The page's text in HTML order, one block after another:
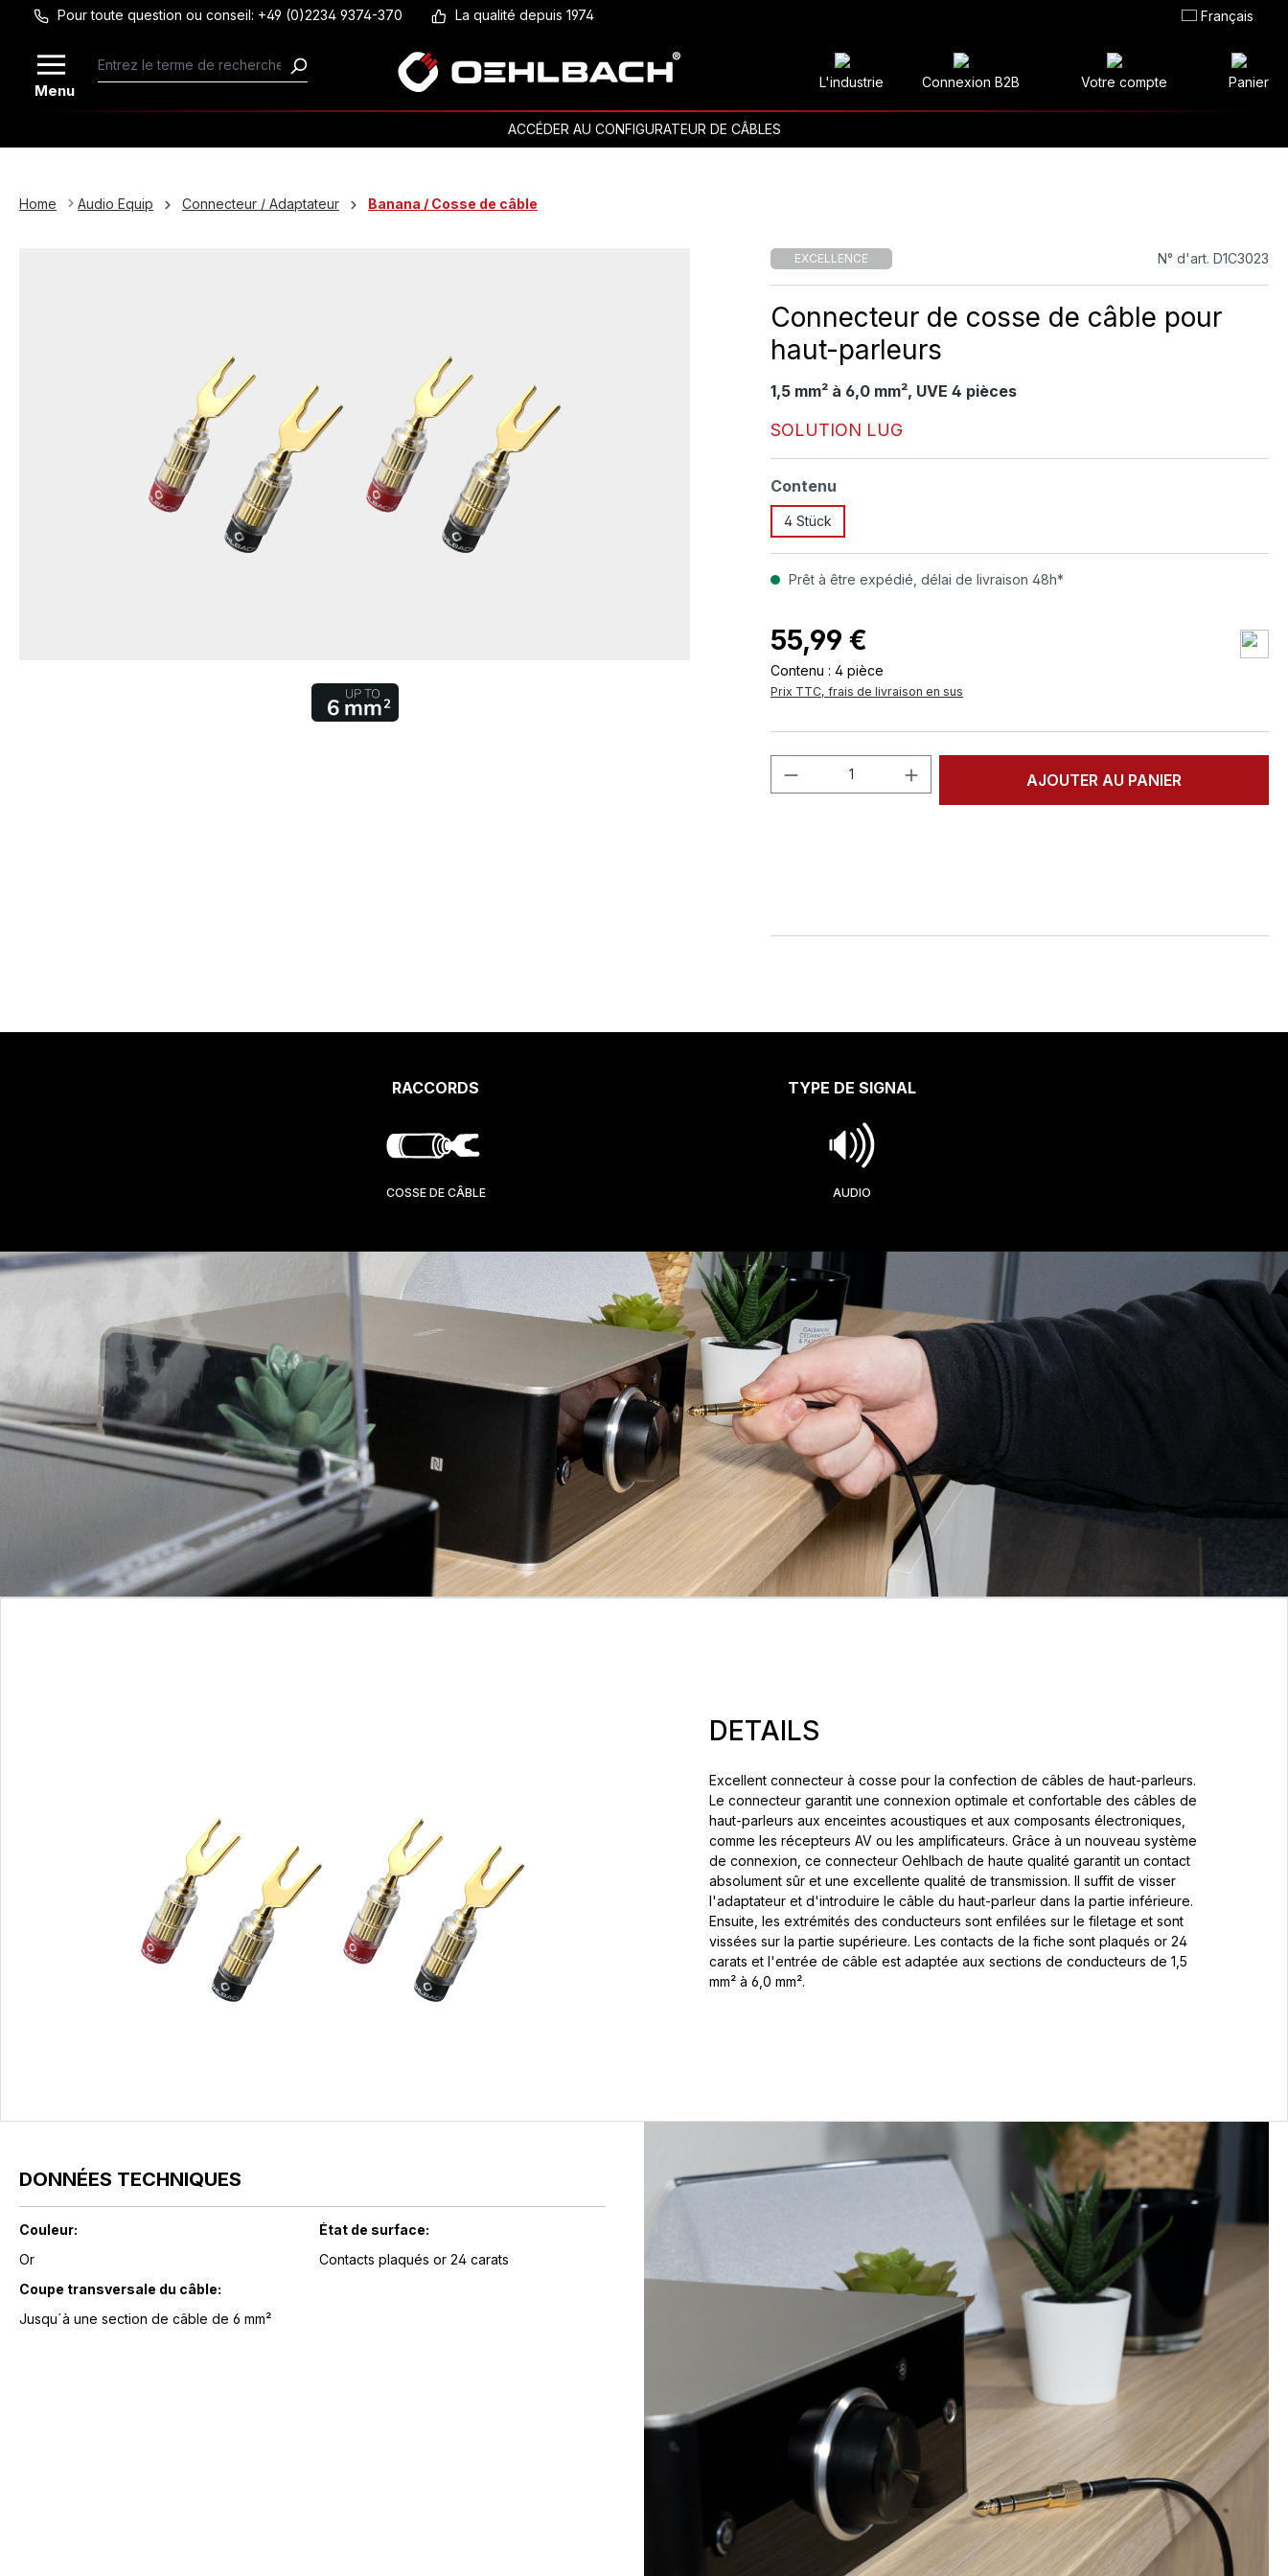
Passer au contenu principal
Pour toute question ou conseil: +49 (0)2234 9374-370 La qualité depuis 1974 Français
Menu L'industrie Connexion B2B Votre compte Panier
ACCÉDER AU CONFIGURATEUR DE CÂBLES
Home Audio Equip Connecteur / Adaptateur Banana / Cosse de câble
EXCELLENCE N° d'art. D1C3023
Connecteur de cosse de câble pour
haut-parleurs
1,5 mm² à 6,0 mm², UVE 4 pièces
SOLUTION LUG
Sélectionnez
Contenu
4 Stück
Prêt à être expédié, délai de livraison 48h*
55,99 €
Contenu : 4 pièce
Prix TTC, frais de livraison en sus
Quantité de produit : Entrez la quantité
AJOUTER AU PANIER
RACCORDS
COSSE DE CÂBLE
TYPE DE SIGNAL
AUDIO
DETAILS
Excellent connecteur à cosse pour la confection de câbles de haut-parleurs.
Le connecteur garantit une connexion optimale et confortable des câbles de
haut-parleurs aux enceintes acoustiques et aux composants électroniques,
comme les récepteurs AV ou les amplificateurs. Grâce à un nouveau système
de connexion, ce connecteur Oehlbach de haute qualité garantit un contact
absolument sûr et une excellente qualité de transmission. Il suffit de visser
l'adaptateur et d'introduire le câble du haut-parleur dans la partie inférieure.
Ensuite, les extrémités des conducteurs sont enfilées sur le filetage et sont
vissées sur la partie supérieure. Les contacts de la fiche sont plaqués or 24
carats et l'entrée de câble est adaptée aux sections de conducteurs de 1,5
mm² à 6,0 mm².
DONNÉES TECHNIQUES
Couleur:
Or
Coupe transversale du câble:
Jusqu´à une section de câble de 6 mm²
État de surface:
Contacts plaqués or 24 carats